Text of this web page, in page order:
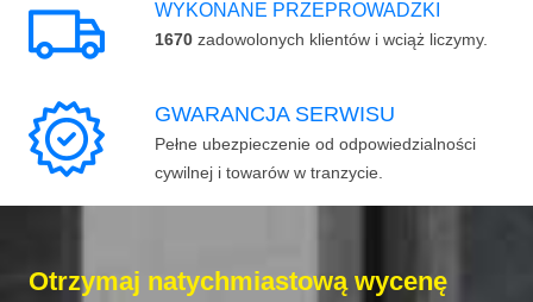
WYKONANE PRZEPROWADZKI
1670 zadowolonych klientów i wciąż liczymy.
GWARANCJA SERWISU
Pełne ubezpieczenie od odpowiedzialności
cywilnej i towarów w tranzycie.
Otrzymaj natychmiastową wycenę